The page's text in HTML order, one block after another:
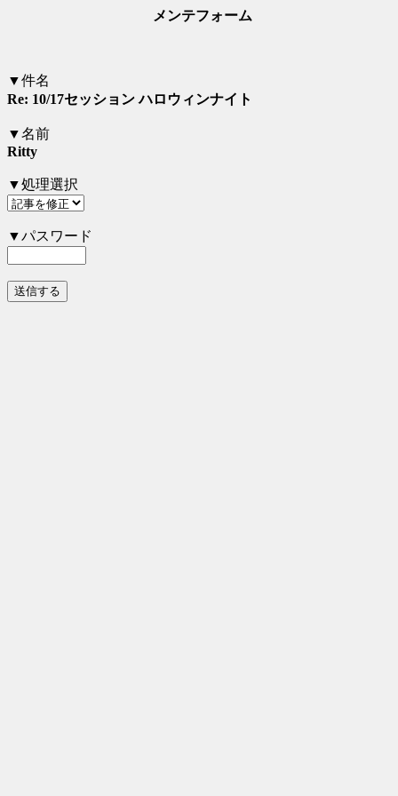
メンテフォーム
▼件名
Re: 10/17セッション ハロウィンナイト
▼名前
Ritty
▼処理選択
▼パスワード